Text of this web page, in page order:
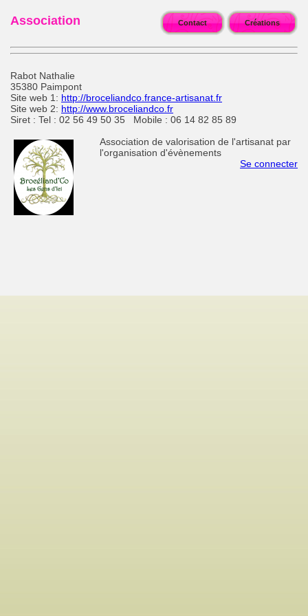
Association Contact Créations
Rabot Nathalie
35380 Paimpont
Site web 1: http://broceliandco.france-artisanat.fr
Site web 2: http://www.broceliandco.fr
Siret : Tel : 02 56 49 50 35 Mobile : 06 14 82 85 89
Association de valorisation de l'artisanat par
l'organisation d'évènements
Se connecter